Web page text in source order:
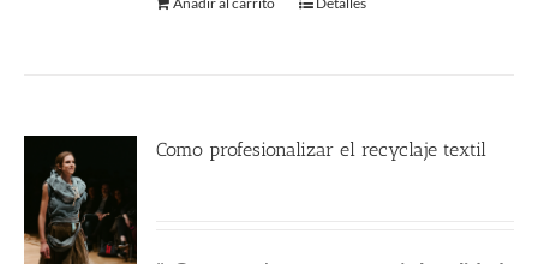
Como profesionalizar el recyclaje textil